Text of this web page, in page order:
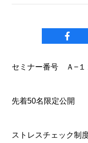
セミナー番号 Ａ−１
先着50名限定公開
ストレスチェック制